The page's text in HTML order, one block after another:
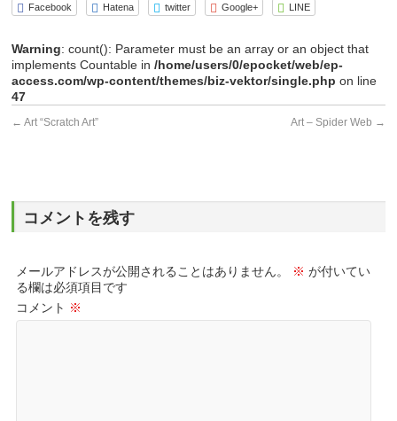
Facebook Hatena twitter Google+ LINE
Warning: count(): Parameter must be an array or an object that
implements Countable in/home/users/0/epocket/web/ep-
access.com/wp-content/themes/biz-vektor/single.php on line
47
← Art “Scratch Art” Art – Spider Web →
コメントを残す
メールアドレスが公開されることはありません。 ※ が付いてい
る欄は必須項目です
コメント ※